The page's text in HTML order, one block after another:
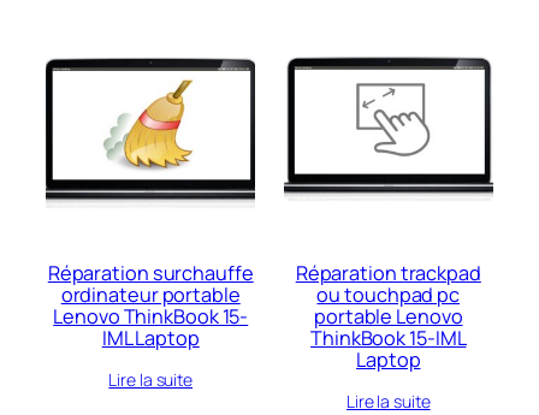
Réparation surchauffe
ordinateur portable
Lenovo ThinkBook 15-
IML Laptop
Lire la suite
Réparation trackpad
ou touchpad pc
portable Lenovo
ThinkBook 15-IML
Laptop
Lire la suite